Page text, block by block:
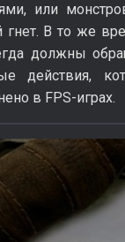
или
В то же
должны
действия,
в FPS-играх.